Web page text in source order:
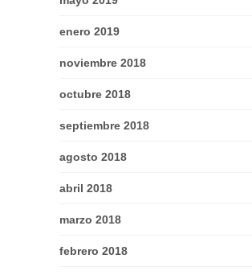
enero 2019
noviembre 2018
octubre 2018
septiembre 2018
agosto 2018
abril 2018
marzo 2018
febrero 2018